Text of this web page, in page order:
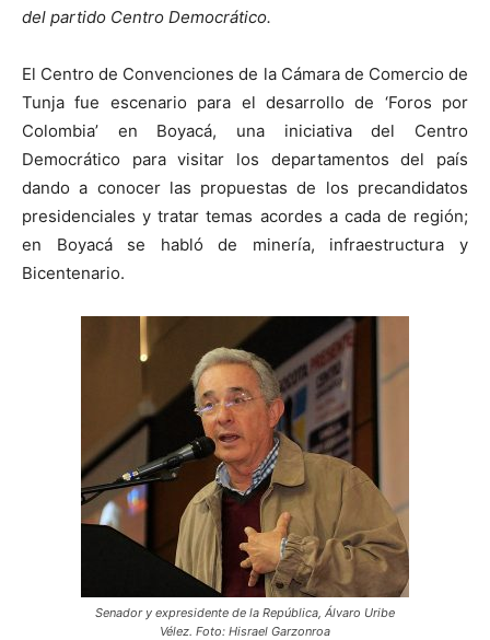
del partido Centro Democrático.
El Centro de Convenciones de la Cámara de Comercio de
Tunja fue escenario para el desarrollo de ‘Foros por
Colombia’ en Boyacá, una iniciativa del Centro
Democrático para visitar los departamentos del país
dando a conocer las propuestas de los precandidatos
presidenciales y tratar temas acordes a cada de región;
en Boyacá se habló de minería, infraestructura y
Bicentenario.
Senador y expresidente de la República, Álvaro Uribe
Vélez. Foto: Hisrael Garzonroa